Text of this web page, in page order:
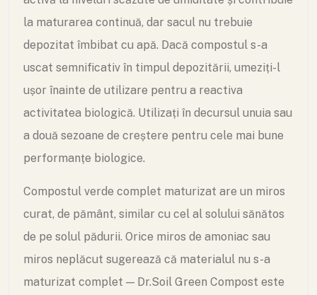
la maturarea continuă, dar sacul nu trebuie
depozitat îmbibat cu apă. Dacă compostul s-a
uscat semnificativ în timpul depozitării, umeziți-l
ușor înainte de utilizare pentru a reactiva
activitatea biologică. Utilizați în decursul unuia sau
a două sezoane de creștere pentru cele mai bune
performanțe biologice.
Compostul verde complet maturizat are un miros
curat, de pământ, similar cu cel al solului sănătos
de pe solul pădurii. Orice miros de amoniac sau
miros neplăcut sugerează că materialul nu s-a
maturizat complet — Dr.Soil Green Compost este